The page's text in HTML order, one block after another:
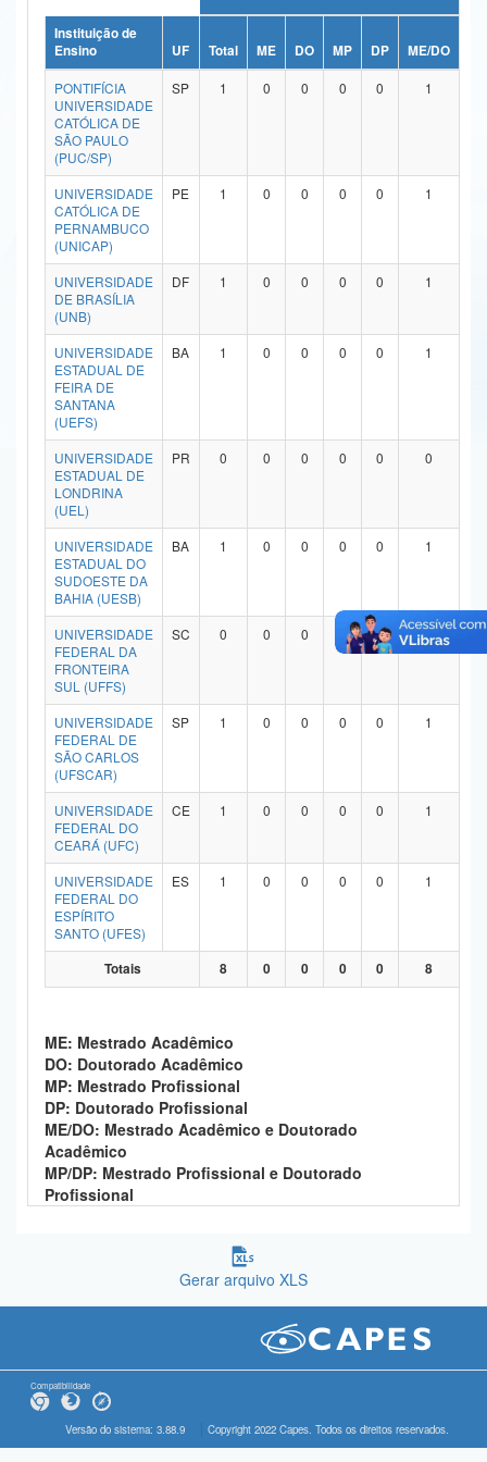
Ministério da Ciência, Tecnologia, Inovações e Comunicações
Ministério do Meio Ambiente
Ministério do Turismo
Ministério do Desenvolvimento Regional
Controladoria-Geral da União
Ministério da Mulher, da Família e dos Direitos Humanos
Secretaria-Geral
Secretaria de Governo
Gabinete de Segurança Institucional
Advocacia-Geral da União
Banco Central do Brasil
Instituição de
Ensino
UF Total ME DO MP DP ME/DO
PONTIFÍCIA
UNIVERSIDADE
CATÓLICA DE
SÃO PAULO
(PUC/SP)
SP 1 0 0 0 0 1
UNIVERSIDADE
CATÓLICA DE
PERNAMBUCO
(UNICAP)
PE 1 0 0 0 0 1
UNIVERSIDADE
DE BRASÍLIA
(UNB)
DF 1 0 0 0 0 1
UNIVERSIDADE
ESTADUAL DE
FEIRA DE
SANTANA
(UEFS)
BA 1 0 0 0 0 1
UNIVERSIDADE
ESTADUAL DE
LONDRINA
(UEL)
PR 0 0 0 0 0 0
UNIVERSIDADE
ESTADUAL DO
SUDOESTE DA
BAHIA (UESB)
BA 1 0 0 0 0 1
UNIVERSIDADE
FEDERAL DA
FRONTEIRA
SUL (UFFS)
SC 0 0 0 0 0 0
UNIVERSIDADE
FEDERAL DE
SÃO CARLOS
(UFSCAR)
SP 1 0 0 0 0 1
UNIVERSIDADE
FEDERAL DO
CEARÁ (UFC)
CE 1 0 0 0 0 1
UNIVERSIDADE
FEDERAL DO
ESPÍRITO
SANTO (UFES)
ES 1 0 0 0 0 1
Totais 8 0 0 0 0 8
ME: Mestrado Acadêmico
DO: Doutorado Acadêmico
MP: Mestrado Profissional
DP: Doutorado Profissional
ME/DO: Mestrado Acadêmico e Doutorado
Acadêmico
MP/DP: Mestrado Profissional e Doutorado
Profissional
Gerar arquivo XLS
Compatibilidade
Versão do sistema: 3.88.9 Copyright 2022 Capes. Todos os direitos reservados.